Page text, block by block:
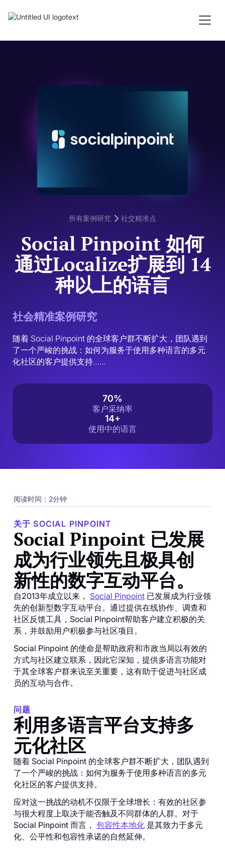
所有案例研究 社交精准点
Social Pinpoint 如何
通过Localize扩展到 14
种以上的语言
社会精准案例研究
随着 Social Pinpoint 的全球客户群不断扩大，团队遇到
了一个严峻的挑战：如何为服务于使用多种语言的多元
化社区的客户提供支持……
70%
客户采纳率
14+
使用中的语言
阅读时间：2分钟
关于 SOCIAL PINPOINT
Social Pinpoint 已发展
成为行业领先且极具创
新性的数字互动平台。
自2013年成立以来， Social Pinpoint已发展成为行业领
先的创新型数字互动平台。通过提供在线协作、调查和
社区反馈工具，Social Pinpoint帮助客户建立积极的关
系，并鼓励用户积极参与社区项目。
Social Pinpoint 的使命是帮助政府和市政当局以有效的
方式与社区建立联系，因此它深知，提供多语言功能对
于其全球客户群来说至关重要，这有助于促进与社区成
员的互动与合作。
问题
利用多语言平台支持多
元化社区
随着 Social Pinpoint 的全球客户群不断扩大，团队遇到
了一个严峻的挑战：如何为服务于使用多种语言的多元
化社区的客户提供支持。
应对这一挑战的动机不仅限于全球增长：有效的社区参
与很大程度上取决于能否触及不同群体的人群。对于
Social Pinpoint 而言， 包容性本地化是其致力于多元
化、公平性和包容性承诺的自然延伸。